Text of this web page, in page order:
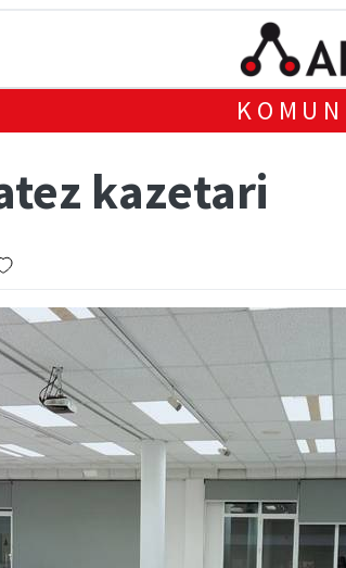
kazetari